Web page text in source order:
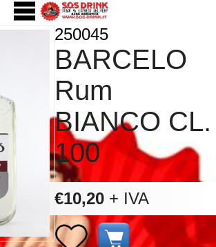
250045
BARCELO
Rum
BIANCO CL.
100
€10,20 + IVA